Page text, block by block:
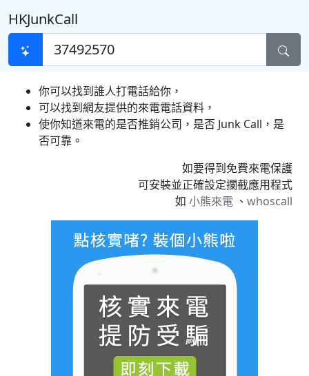
HKJunkCall
你可以找到誰人打電話給你，
可以找到網友提供的來電電話資料，
使你知道來電的是否推銷公司，是否 Junk Call，是
否可靠。
如要得到免費來電保護
可安裝並正確設定攔截應用程式
如 小熊來電 、 whoscall